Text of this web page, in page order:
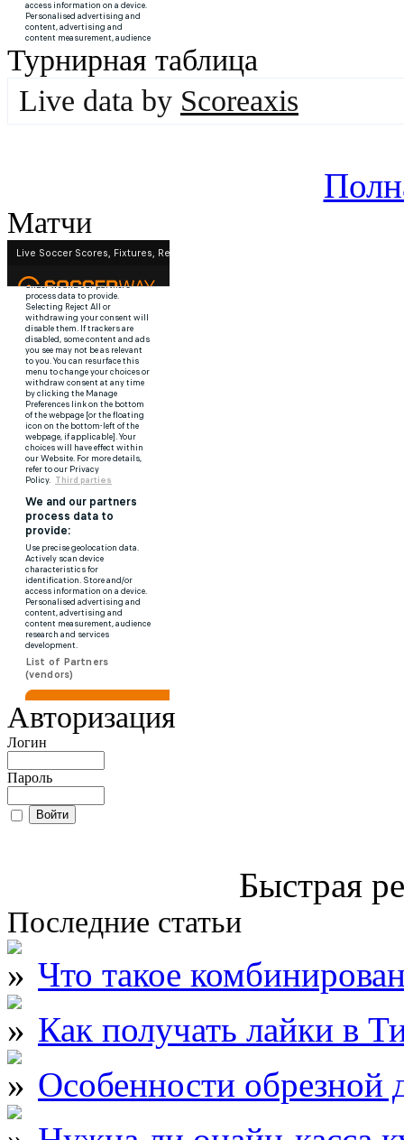
Турнирная таблица
Live data by Scoreaxis
Матчи
Авторизация
Логин
Пароль
Быстрая
Последние статьи
Что такое
Как получать лайки в
Особенности обрезной